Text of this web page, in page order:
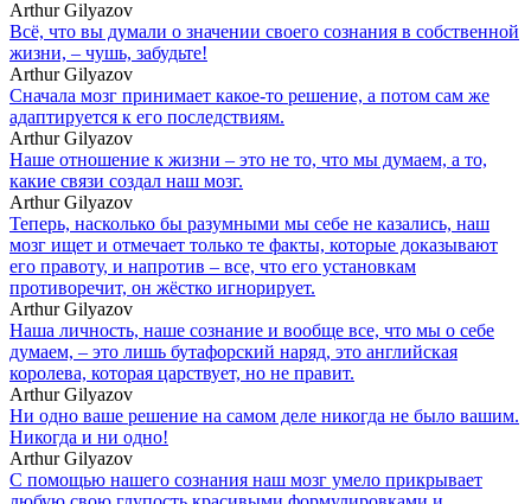
Arthur Gilyazov
Всё, что вы думали о значении своего сознания в собственной
жизни, – чушь, забудьте!
Arthur Gilyazov
Сначала мозг принимает какое-то решение, а потом сам же
адаптируется к его последствиям.
Arthur Gilyazov
Наше отношение к жизни – это не то, что мы думаем, а то,
какие связи создал наш мозг.
Arthur Gilyazov
Теперь, насколько бы разумными мы себе не казались, наш
мозг ищет и отмечает только те факты, которые доказывают
его правоту, и напротив – все, что его установкам
противоречит, он жёстко игнорирует.
Arthur Gilyazov
Наша личность, наше сознание и вообще все, что мы о себе
думаем, – это лишь бутафорский наряд, это английская
королева, которая царствует, но не правит.
Arthur Gilyazov
Ни одно ваше решение на самом деле никогда не было вашим.
Никогда и ни одно!
Arthur Gilyazov
С помощью нашего сознания наш мозг умело прикрывает